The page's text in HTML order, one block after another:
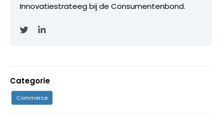
Innovatiestrateeg bij de Consumentenbond.
Categorie
Commerce